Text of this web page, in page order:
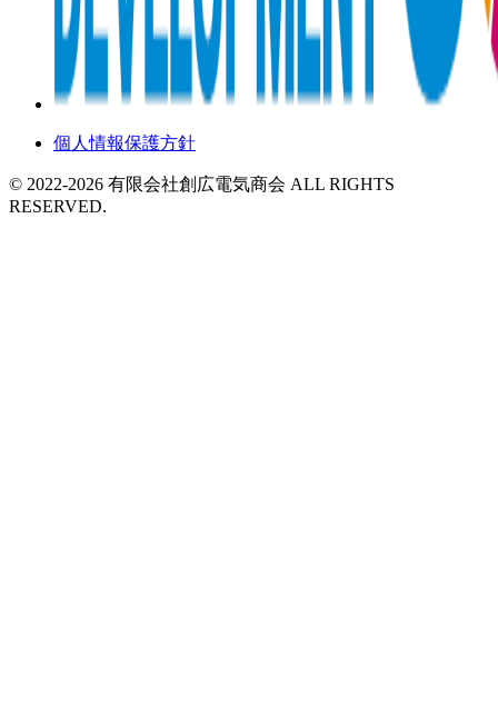
個人情報保護方針
©️ 2022-2026 有限会社創広電気商会 ALL RIGHTS
RESERVED.